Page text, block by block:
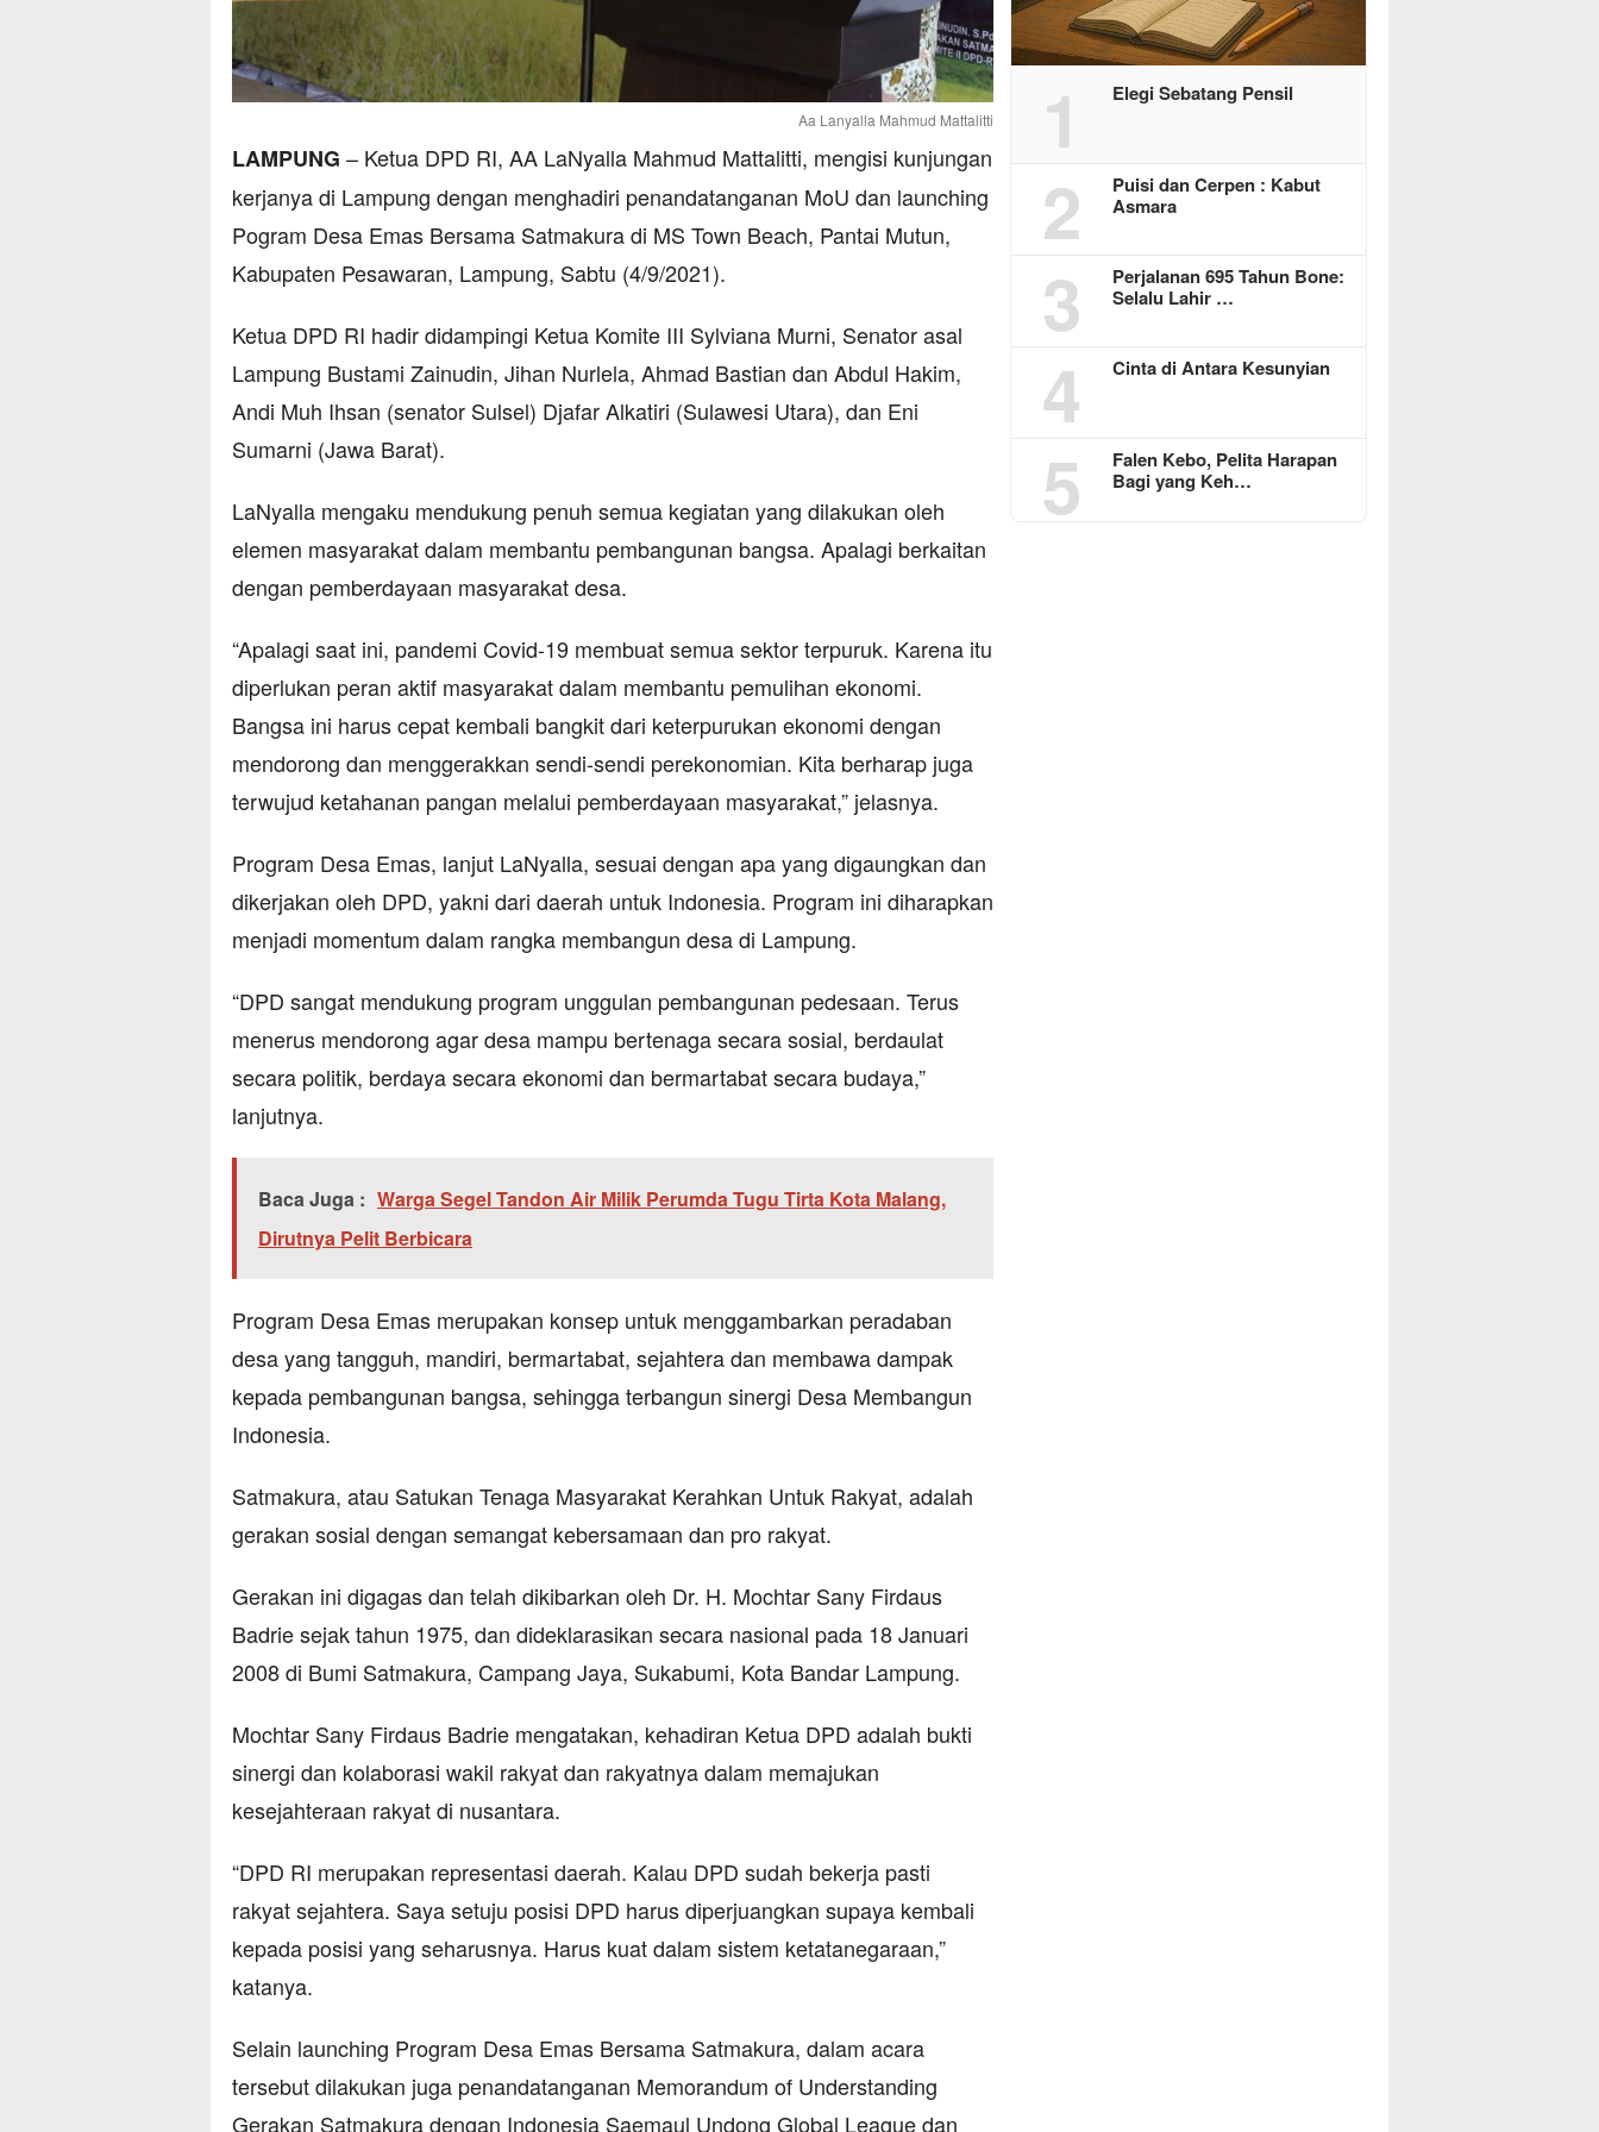
Aa Lanyalla Mahmud Mattalitti
LAMPUNG – Ketua DPD RI, AA LaNyalla Mahmud Mattalitti, mengisi kunjungan
kerjanya di Lampung dengan menghadiri penandatanganan MoU dan launching
Pogram Desa Emas Bersama Satmakura di MS Town Beach, Pantai Mutun,
Kabupaten Pesawaran, Lampung, Sabtu (4/9/2021).
Ketua DPD RI hadir didampingi Ketua Komite III Sylviana Murni, Senator asal
Lampung Bustami Zainudin, Jihan Nurlela, Ahmad Bastian dan Abdul Hakim,
Andi Muh Ihsan (senator Sulsel) Djafar Alkatiri (Sulawesi Utara), dan Eni
Sumarni (Jawa Barat).
LaNyalla mengaku mendukung penuh semua kegiatan yang dilakukan oleh
elemen masyarakat dalam membantu pembangunan bangsa. Apalagi berkaitan
dengan pemberdayaan masyarakat desa.
“Apalagi saat ini, pandemi Covid-19 membuat semua sektor terpuruk. Karena itu
diperlukan peran aktif masyarakat dalam membantu pemulihan ekonomi.
Bangsa ini harus cepat kembali bangkit dari keterpurukan ekonomi dengan
mendorong dan menggerakkan sendi-sendi perekonomian. Kita berharap juga
terwujud ketahanan pangan melalui pemberdayaan masyarakat,” jelasnya.
Program Desa Emas, lanjut LaNyalla, sesuai dengan apa yang digaungkan dan
dikerjakan oleh DPD, yakni dari daerah untuk Indonesia. Program ini diharapkan
menjadi momentum dalam rangka membangun desa di Lampung.
“DPD sangat mendukung program unggulan pembangunan pedesaan. Terus
menerus mendorong agar desa mampu bertenaga secara sosial, berdaulat
secara politik, berdaya secara ekonomi dan bermartabat secara budaya,”
lanjutnya.
Baca Juga : Warga Segel Tandon Air Milik Perumda Tugu Tirta Kota Malang,
Dirutnya Pelit Berbicara
Program Desa Emas merupakan konsep untuk menggambarkan peradaban
desa yang tangguh, mandiri, bermartabat, sejahtera dan membawa dampak
kepada pembangunan bangsa, sehingga terbangun sinergi Desa Membangun
Indonesia.
Satmakura, atau Satukan Tenaga Masyarakat Kerahkan Untuk Rakyat, adalah
gerakan sosial dengan semangat kebersamaan dan pro rakyat.
Gerakan ini digagas dan telah dikibarkan oleh Dr. H. Mochtar Sany Firdaus
Badrie sejak tahun 1975, dan dideklarasikan secara nasional pada 18 Januari
2008 di Bumi Satmakura, Campang Jaya, Sukabumi, Kota Bandar Lampung.
Mochtar Sany Firdaus Badrie mengatakan, kehadiran Ketua DPD adalah bukti
sinergi dan kolaborasi wakil rakyat dan rakyatnya dalam memajukan
kesejahteraan rakyat di nusantara.
“DPD RI merupakan representasi daerah. Kalau DPD sudah bekerja pasti
rakyat sejahtera. Saya setuju posisi DPD harus diperjuangkan supaya kembali
kepada posisi yang seharusnya. Harus kuat dalam sistem ketatanegaraan,”
katanya.
Selain launching Program Desa Emas Bersama Satmakura, dalam acara
tersebut dilakukan juga penandatanganan Memorandum of Understanding
Gerakan Satmakura dengan Indonesia Saemaul Undong Global League dan
1 Elegi Sebatang Pensil
2
Puisi dan Cerpen : Kabut
Asmara
3
Perjalanan 695 Tahun Bone:
Selalu Lahir …
4 Cinta di Antara Kesunyian
5
Falen Kebo, Pelita Harapan
Bagi yang Keh…